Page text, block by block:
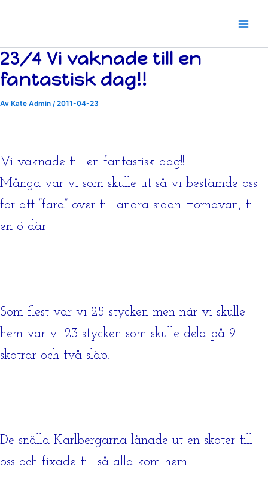
23/4 Vi vaknade till en
fantastisk dag!!
Av Kate Admin /2011-04-23
Vi vaknade till en fantastisk dag!!
Många var vi som skulle ut så vi bestämde oss
för att ”fara” över till andra sidan Hornavan, till
en ö där.
Som flest var vi 25 stycken men när vi skulle
hem var vi 23 stycken som skulle dela på 9
skotrar och två släp.
De snälla Karlbergarna lånade ut en skoter till
oss och fixade till så alla kom hem.